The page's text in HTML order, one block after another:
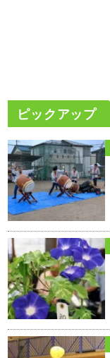
ピックアップ